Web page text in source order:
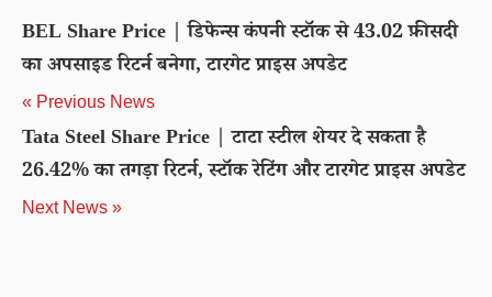
BEL Share Price | डिफेन्स कंपनी स्टॉक से 43.02 फ़ीसदी
का अपसाइड रिटर्न बनेगा, टारगेट प्राइस अपडेट
« Previous News
Tata Steel Share Price | टाटा स्टील शेयर दे सकता है
26.42% का तगड़ा रिटर्न, स्टॉक रेटिंग और टारगेट प्राइस अपडेट
Next News »